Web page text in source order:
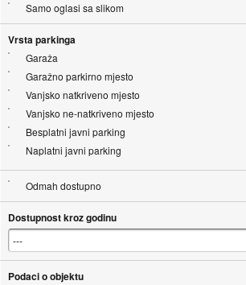
Samo oglasi sa slikom
Vrsta parkinga
Garaža
Garažno parkirno mjesto
Vanjsko natkriveno mjesto
Vanjsko ne-natkriveno mjesto
Besplatni javni parking
Naplatni javni parking
Odmah dostupno
Dostupnost kroz godinu
Podaci o objektu